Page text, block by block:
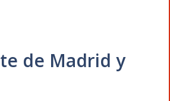
de Madrid y